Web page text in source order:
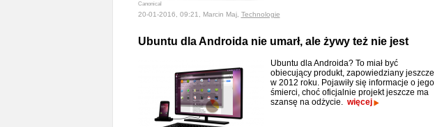
Canonical
20-01-2016, 09:21, Marcin Maj, Technologie
Ubuntu dla Androida nie umarł, ale żywy też nie jest
Ubuntu dla Androida? To miał być
obiecujący produkt, zapowiedziany jeszcze
w 2012 roku. Pojawiły się informacje o jego
śmierci, choć oficjalnie projekt jeszcze ma
szansę na odżycie. więcej